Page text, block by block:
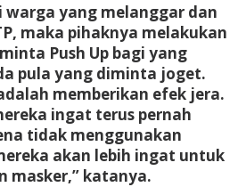
warga yang melanggar dan
maka pihaknya melakukan
Push Up bagi yang
pula yang diminta joget.
memberikan efek jera.
ingat terus pernah
tidak menggunakan
akan lebih ingat untuk
masker,” katanya.